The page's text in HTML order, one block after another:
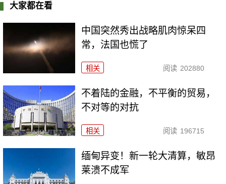
大家都在看
中国突然秀出战略肌肉惊呆四
常，法国也慌了
相关 阅读 202880
不着陆的金融，不平衡的贸易，
不对等的对抗
相关 阅读 196715
缅甸异变！新一轮大清算，敏昂
莱溃不成军